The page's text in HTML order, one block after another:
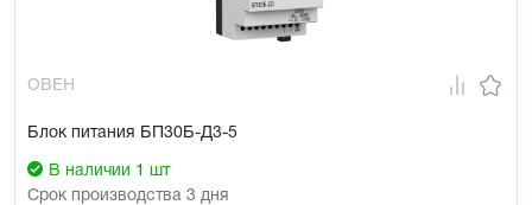
ОВЕН
Блок питания БП30Б-Д3-5
В наличии 1 шт
Срок производства 3 дня